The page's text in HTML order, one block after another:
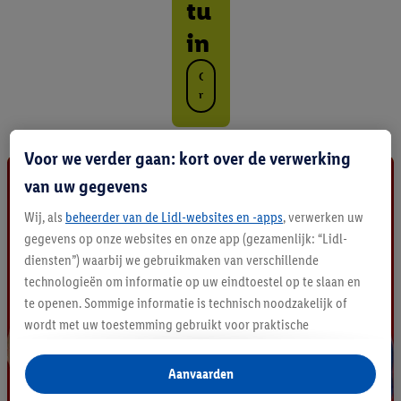
tu
in
O
n
t
d
k
l
e
p
d
u
e
Voor we verder gaan: kort over de verwerking
van uw gegevens
Wij, als beheerder van de Lidl-websites en -apps, verwerken uw
gegevens op onze websites en onze app (gezamenlijk: “Lidl-
diensten”) waarbij we gebruikmaken van verschillende
technologieën om informatie op uw eindtoestel op te slaan en
te openen. Sommige informatie is technisch noodzakelijk of
wordt met uw toestemming gebruikt voor praktische
reclame binnen en buiten de Lidl-diensten aan te bieden. Als u
deelneemt aan het Lidl Plus-programma, worden voor deze
Aanvaarden